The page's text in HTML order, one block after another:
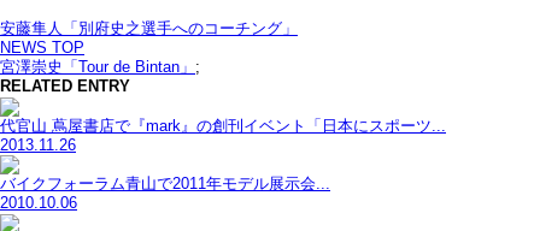
安藤隼人「別府史之選手へのコーチング」
NEWS TOP
宮澤崇史「Tour de Bintan」 ;
RELATED ENTRY
代官山 蔦屋書店で『mark』の創刊イベント「日本にスポーツ...
2013.11.26
バイクフォーラム青山で2011年モデル展示会...
2010.10.06